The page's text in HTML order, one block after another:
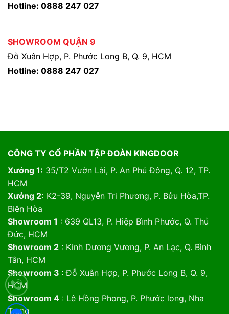
Hotline: 0888 247 027
SHOWROOM QUẬN 9
Đỗ Xuân Hợp, P. Phước Long B, Q. 9, HCM
Hotline: 0888 247 027
CÔNG TY CỔ PHẦN TẬP ĐOÀN KINGDOOR
Xưởng 1: 35/T2 Vườn Lài, P. An Phú Đông, Q. 12, TP.
HCM
Xưởng 2: K2-39, Nguyễn Tri Phương, P. Bửu Hòa,TP.
Biên Hòa
Showroom 1 : 639 QL13, P. Hiệp Bình Phước, Q. Thủ
Đức, HCM
Showroom 2: Kinh Dương Vương, P. An Lạc, Q. Bình
Tân, HCM
Showroom 3 : Đỗ Xuân Hợp, P. Phước Long B, Q. 9,
HCM
Showroom 4: Lê Hồng Phong, P. Phước long, Nha
Trang